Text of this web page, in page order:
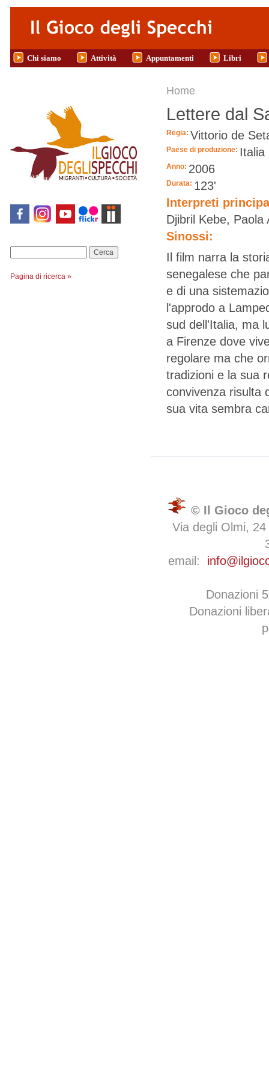
Salta al contenuto principale
Chi siamo Attività Appuntamenti Libri
Pagina di ricerca »
Tu sei qui
Home
Lettere dal
Regia: Vittorio de
Paese di produzione: Italia
Anno: 2006
Durata: 123'
Interpreti
Djibril Kebe, Paola
Sinossi:
Il film narra la
senegalese che
e di una
l'approdo a
sud dell'Italia, ma
a Firenze dove
regolare ma che
tradizioni e la sua
convivenza risulta
sua vita sembra
© Il Gioco
Via degli Olmi,
email:
Donazioni
Donazioni